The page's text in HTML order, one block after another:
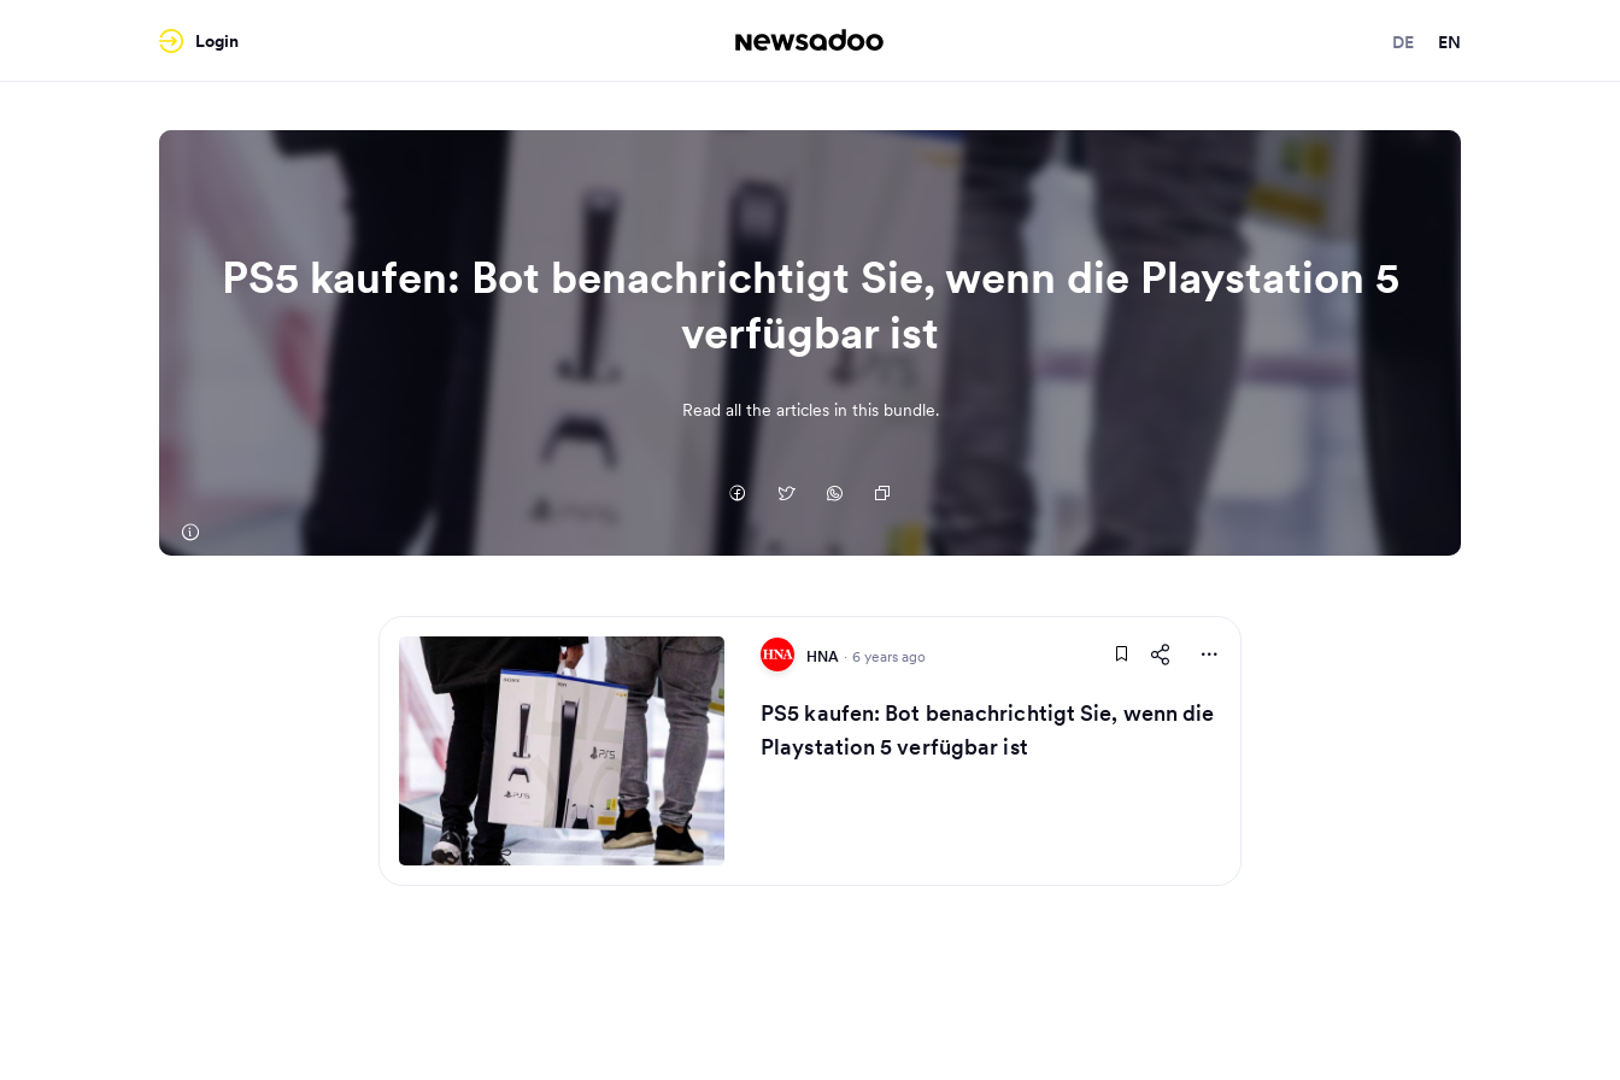
Login DE EN
PS5 kaufen: Bot benachrichtigt Sie, wenn die Playstation 5
verfügbar ist
Read all the articles in this bundle.
HNA · 6 years ago
PS5 kaufen: Bot benachrichtigt Sie, wenn die
Playstation 5 verfügbar ist